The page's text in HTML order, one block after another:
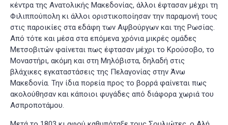
κέντρα της Ανατολικής Μακεδονίας, άλλοι έφτασαν μέχρι τη
Φιλιππούπολη κι άλλοι οριστικοποίησαν την παραμονή τους
στις παροικίες στα εδάφη των Αψβούργων και της Ρωσίας.
Από τότε και μέσα στα επόμενα χρόνια μικρές ομάδες
Μετσοβιτών φαίνεται πως έφτασαν μέχρι το Κρούσοβο, το
Μοναστήρι, ακόμη και στη Μηλόβιστα, δηλαδή στις
βλάχικες εγκαταστάσεις της Πελαγονίας στην Άνω
Μακεδονία. Την ίδια πορεία προς το βορρά φαίνεται πως
ακολούθησαν και κάποιοι φυγάδες από διάφορα χωριά του
Ασπροποτάμου.